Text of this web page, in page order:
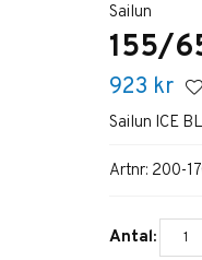
Sailun
155/
923 kr
Sailun ICE
Artnr: 200-
Antal: